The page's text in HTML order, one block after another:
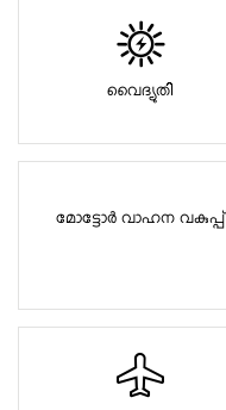
വൈദ്യുതി
മോട്ടോർ വാഹന വകുപ്പ്